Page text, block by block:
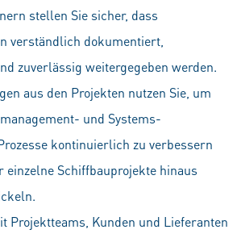
stellen Sie sicher, dass
verständlich dokumentiert,
zuverlässig weitergegeben werden.
aus den Projekten nutzen Sie, um
und Systems-
kontinuierlich zu verbessern
einzelne Schiffbauprojekte hinaus
Projektteams, Kunden und Lieferanten